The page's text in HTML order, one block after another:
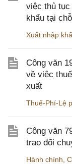
việc thủ tục
khẩu tại chỗ
Xuất nhập
Công văn
về việc
xuất
Thuế-Phí-Lệ
Công văn
trao đổi
Hành chính